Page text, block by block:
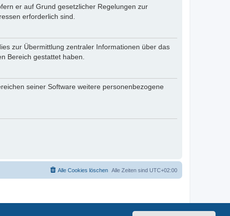
er auf Grund gesetzlicher Regelungen zur
erforderlich sind.
zur Übermittlung zentraler Informationen über das
Bereich gestattet haben.
seiner Software weitere personenbezogene
Alle Zeiten sind UTC+02:00
Alle Cookies löschen